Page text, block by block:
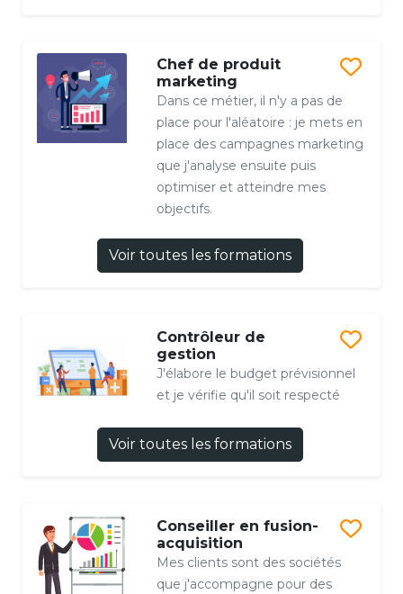
Chef de produit
marketing
Dans ce métier, il n'y a pas de
place pour l'aléatoire : je mets en
place des campagnes marketing
que j'analyse ensuite puis
optimiser et atteindre mes
objectifs.
Voir toutes les formations
Contrôleur de
gestion
J'élabore le budget prévisionnel
et je vérifie qu'il soit respecté
Voir toutes les formations
Conseiller en fusion-
acquisition
Mes clients sont des sociétés
que j'accompagne pour des